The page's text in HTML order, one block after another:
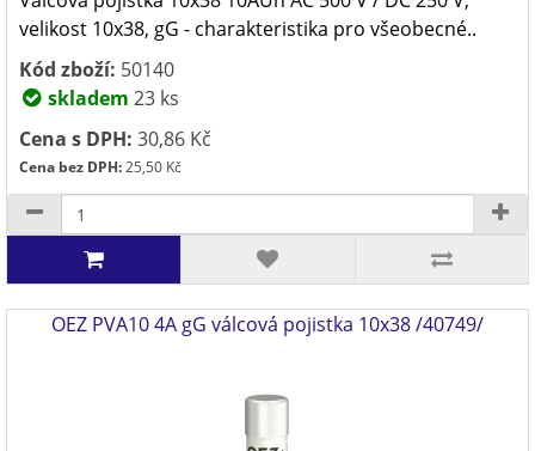
velikost 10x38, gG - charakteristika pro všeobecné..
Kód zboží: 50140
skladem 23 ks
Cena s DPH: 30,86 Kč
Cena bez DPH:25,50 Kč
OEZ PVA10 4A gG válcová pojistka 10x38 /40749/